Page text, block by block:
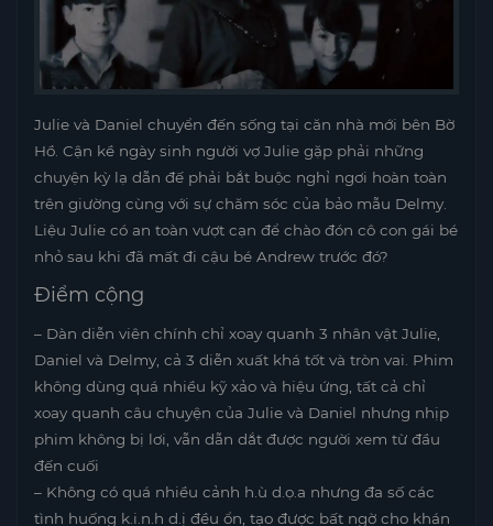
Julie và Daniel chuyển đến sống tại căn nhà mới bên Bờ
Hồ. Cận kề ngày sinh người vợ Julie gặp phải những
chuyện kỳ lạ dẫn đế phải bắt buộc nghỉ ngơi hoàn toàn
trên giường cùng với sự chăm sóc của bảo mẫu Delmy.
Liệu Julie có an toàn vượt cạn để chào đón cô con gái bé
nhỏ sau khi đã mất đi cậu bé Andrew trước đó?
Điểm cộng
– Dàn diễn viên chính chỉ xoay quanh 3 nhân vật Julie,
Daniel và Delmy, cả 3 diễn xuất khá tốt và tròn vai. Phim
không dùng quá nhiều kỹ xảo và hiệu ứng, tất cả chỉ
xoay quanh câu chuyện của Julie và Daniel nhưng nhịp
phim không bị lơi, vẫn dẫn dắt được người xem từ đầu
đến cuối
– Không có quá nhiều cảnh h.ù d.ọ.a nhưng đa số các
tình huống k.i.n.h d.ị đều ổn, tạo được bất ngờ cho khán